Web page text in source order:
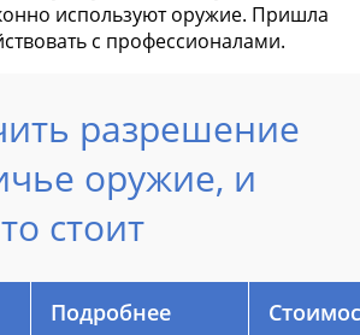
используют оружие. Пришла
с профессионалами.
разрешение
оружие, и
стоит
Подробнее